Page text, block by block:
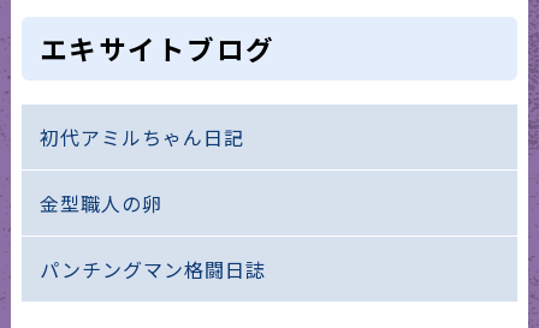
エキサイトブログ
初代アミルちゃん日記
金型職人の卵
パンチングマン格闘日誌